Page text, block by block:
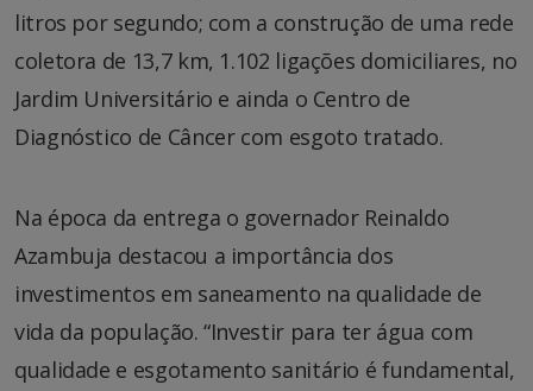
litros por segundo; com a construção de uma rede
coletora de 13,7 km, 1.102 ligações domiciliares, no
Jardim Universitário e ainda o Centro de
Diagnóstico de Câncer com esgoto tratado.
Na época da entrega o governador Reinaldo
Azambuja destacou a importância dos
investimentos em saneamento na qualidade de
vida da população. “Investir para ter água com
qualidade e esgotamento sanitário é fundamental,